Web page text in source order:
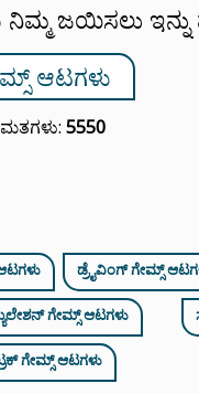
ಜಯಿಸಲು
ಆಟಗಳು
ಮತಗಳು: 5550
ಡ್ರೈವಿಂಗ್ ಗೇಮ್ಸ್
ಗೇಮ್ಸ್ ಆಟಗಳು
ಗೇಮ್ಸ್ ಆಟಗಳು